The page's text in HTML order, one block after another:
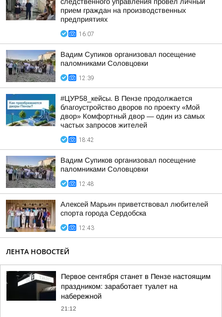
прием граждан на производственных
предприятиях
16:07
Вадим Супиков организовал посещение
паломниками Соловцовки
12:39
#ЦУР58_кейсы. В Пензе продолжается
благоустройство дворов по проекту «Мой
двор» Комфортный двор — один из самых
частых запросов жителей
18:42
Вадим Супиков организовал посещение
паломниками Соловцовки
12:48
Алексей Марьин приветствовал любителей
спорта города Сердобска
12:43
ЛЕНТА НОВОСТЕЙ
Первое сентября станет в Пензе настоящим
праздником: заработает туалет на
набережной
21:12